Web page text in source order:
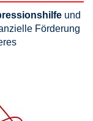
und
Förderung